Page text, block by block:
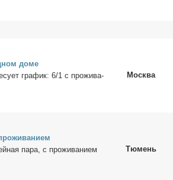
до­ме
гра­фик: 6/1 с про­жи­ва­
Москва
па­ра, с про­жи­ва­ни­ем
Тюмень